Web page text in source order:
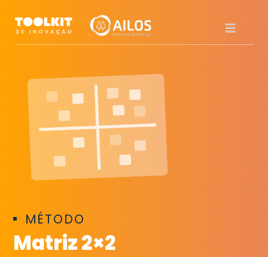
para
MÉTODO
Matriz 2×2